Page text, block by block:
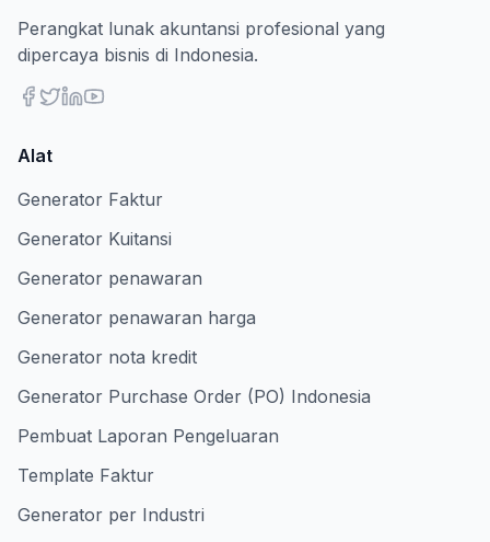
Perangkat lunak akuntansi profesional yang
dipercaya bisnis di Indonesia.
Alat
Generator Faktur
Generator Kuitansi
Generator penawaran
Generator penawaran harga
Generator nota kredit
Generator Purchase Order (PO) Indonesia
Pembuat Laporan Pengeluaran
Template Faktur
Generator per Industri